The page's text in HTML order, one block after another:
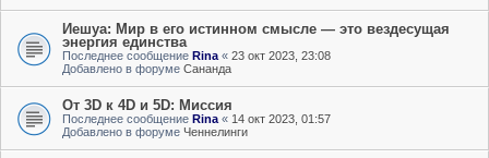
Иешуа: Мир в его истинном смысле — это вездесущая
энергия единства
Последнее сообщение Rina « 23 окт 2023, 23:08
Добавлено в форуме Сананда
От 3D к 4D и 5D: Миссия
Последнее сообщение Rina « 14 окт 2023, 01:57
Добавлено в форуме Ченнелинги